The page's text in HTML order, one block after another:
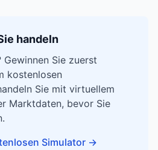
handeln
Gewinnen Sie zuerst
kostenlosen
Sie mit virtuellem
Marktdaten, bevor Sie
Simulator →